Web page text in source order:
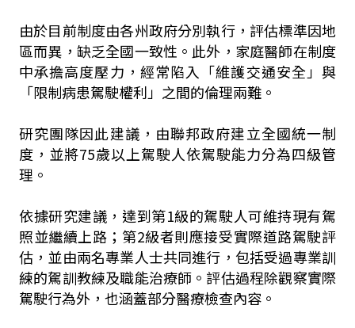
由於目前制度由各州政府分別執行，評估標準因地
區而異，缺乏全國一致性。此外，家庭醫師在制度
中承擔高度壓力，經常陷入「維護交通安全」與
「限制病患駕駛權利」之間的倫理兩難。
研究團隊因此建議，由聯邦政府建立全國統一制
度，並將75歲以上駕駛人依駕駛能力分為四級管
理。
依據研究建議，達到第1級的駕駛人可維持現有駕
照並繼續上路；第2級者則應接受實際道路駕駛評
估，並由兩名專業人士共同進行，包括受過專業訓
練的駕訓教練及職能治療師。評估過程除觀察實際
駕駛行為外，也涵蓋部分醫療檢查內容。